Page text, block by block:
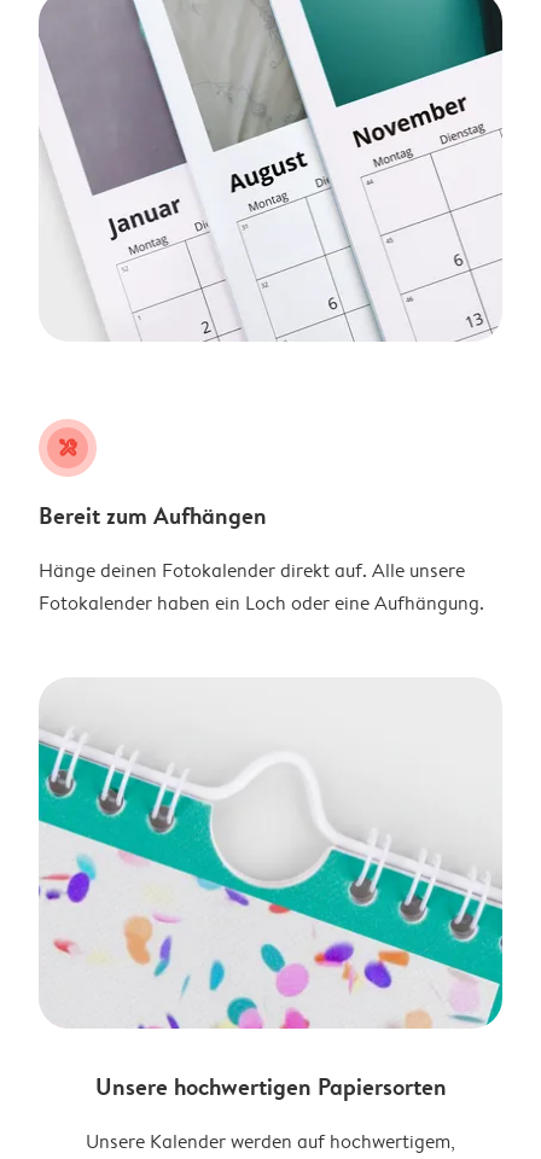
tools
Bereit zum Aufhängen
Hänge deinen Fotokalender direkt auf. Alle unsere
Fotokalender haben ein Loch oder eine Aufhängung.
Unsere hochwertigen Papiersorten
Unsere Kalender werden auf hochwertigem,